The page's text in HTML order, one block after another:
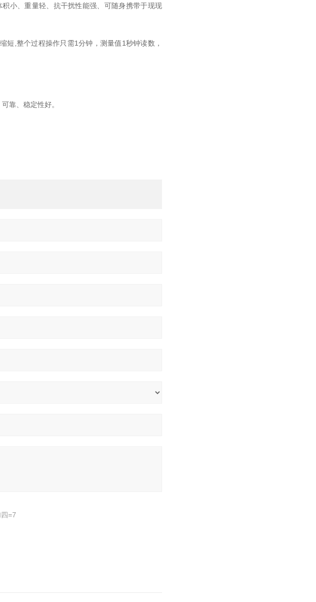
小、重量轻、抗干扰性能强、可随身携带于现现
短,整个过程操作只需1分钟，测量值1秒钟读数，
靠、稳定性好。
=7